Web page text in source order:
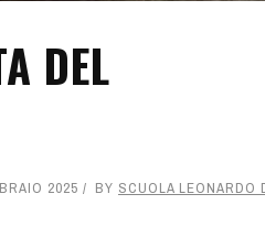
DEL
2025 BY SCUOLA LEONARDO